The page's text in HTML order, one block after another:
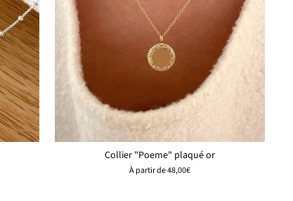
Collier "Poeme" plaqué or
À partir de48,00€